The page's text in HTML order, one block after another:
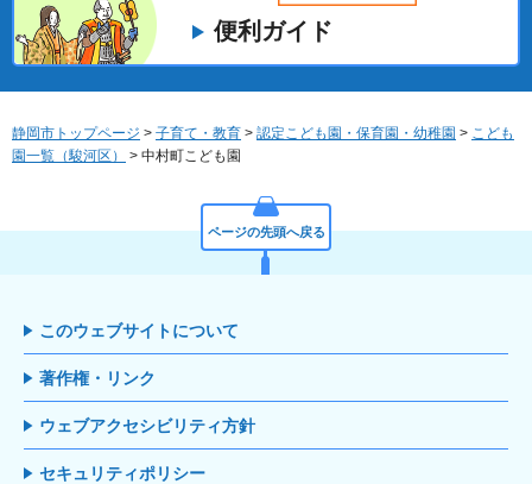
便利ガイド
静岡市トップページ > 子育て・教育 > 認定こども園・保育園・幼稚園 > こども
園一覧（駿河区）
> 中村町こども園
ページの先頭へ戻る
このウェブサイトについて
著作権・リンク
ウェブアクセシビリティ方針
セキュリティポリシー